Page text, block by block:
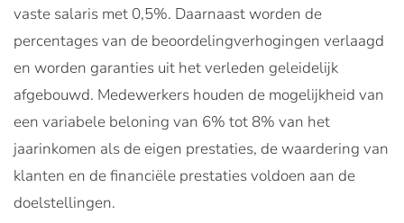
vaste salaris met 0,5%. Daarnaast worden de
percentages van de beoordelingverhogingen verlaagd
en worden garanties uit het verleden geleidelijk
afgebouwd. Medewerkers houden de mogelijkheid van
een variabele beloning van 6% tot 8% van het
jaarinkomen als de eigen prestaties, de waardering van
klanten en de financiële prestaties voldoen aan de
doelstellingen.